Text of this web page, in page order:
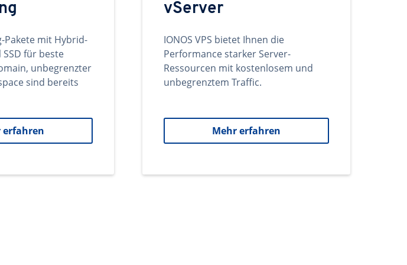
Pakete mit Hybrid-
für beste
unbegrenzter
sind bereits
erfahren
vServer
IONOS VPS bietet Ihnen die
Performance starker Server-
Ressourcen mit kostenlosem und
unbegrenztem Traffic.
Mehr erfahren